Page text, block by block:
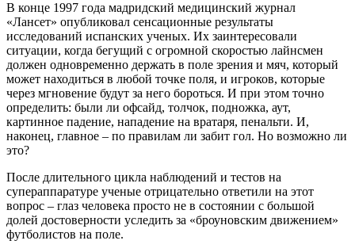
В конце 1997 года мадридский медицинский журнал
«Лансет» опубликовал сенсационные результаты
исследований испанских ученых. Их заинтересовали
ситуации, когда бегущий с огромной скоростью лайнсмен
должен одновременно держать в поле зрения и мяч, который
может находиться в любой точке поля, и игроков, которые
через мгновение будут за него бороться. И при этом точно
определить: были ли офсайд, толчок, подножка, аут,
картинное падение, нападение на вратаря, пенальти. И,
наконец, главное – по правилам ли забит гол. Но возможно ли
это?
После длительного цикла наблюдений и тестов на
супераппаратуре ученые отрицательно ответили на этот
вопрос – глаз человека просто не в состоянии с большой
долей достоверности уследить за «броуновским движением»
футболистов на поле.